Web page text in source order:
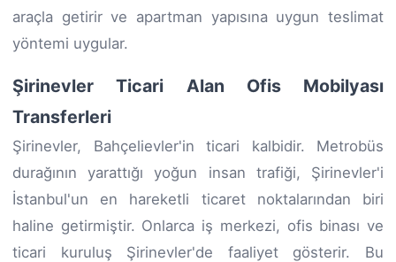
araçla getirir ve apartman yapısına uygun teslimat
yöntemi uygular.
Şirinevler Ticari Alan Ofis Mobilyası
Transferleri
Şirinevler, Bahçelievler'in ticari kalbidir. Metrobüs
durağının yarattığı yoğun insan trafiği, Şirinevler'i
İstanbul'un en hareketli ticaret noktalarından biri
haline getirmiştir. Onlarca iş merkezi, ofis binası ve
ticari kuruluş Şirinevler'de faaliyet gösterir. Bu